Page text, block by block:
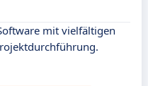
mit vielfältigen